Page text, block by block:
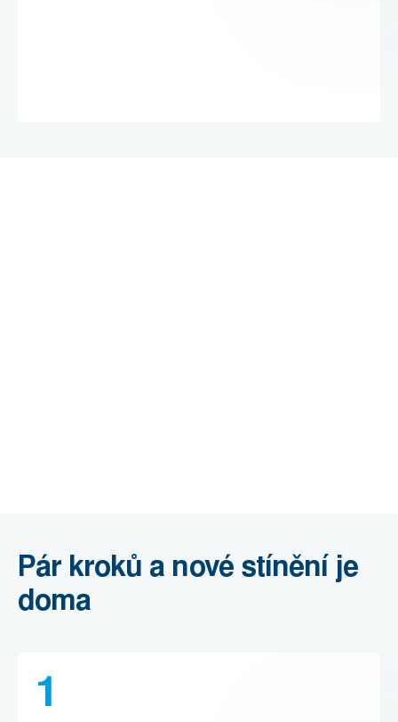
Pár kroků a nové stínění je
doma
1